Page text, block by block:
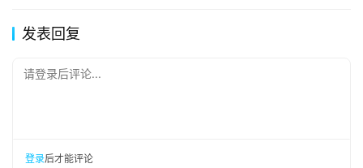
发表回复
请登录后评论...
登录后才能评论